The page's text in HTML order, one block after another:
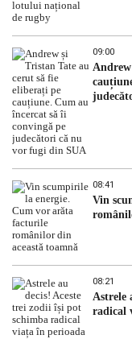
09:00
08:41
Vin
08:21
Astrele
radical